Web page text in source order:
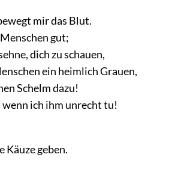
mir das Blut.
gut;
dich zu schauen,
ein heimlich Grauen,
Schelm dazu!
wenn ich ihm unrecht tu!
Käuze geben.